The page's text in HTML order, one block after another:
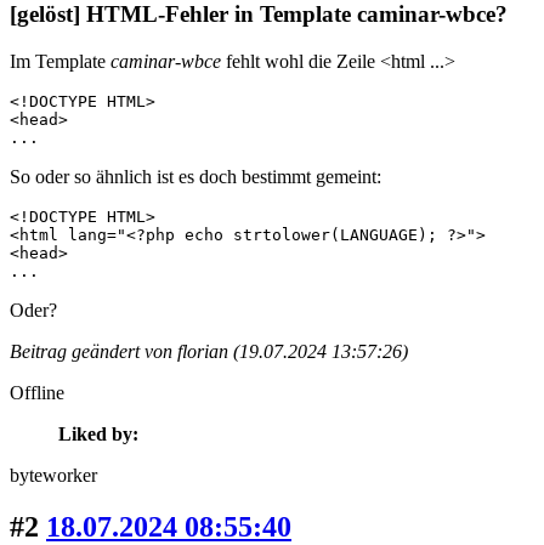
[gelöst] HTML-Fehler in Template caminar-wbce?
Im Template caminar-wbce fehlt wohl die Zeile <html ...>
<!DOCTYPE HTML>
<head>
...
So oder so ähnlich ist es doch bestimmt gemeint:
<!DOCTYPE HTML>
<html lang="<?php echo strtolower(LANGUAGE); ?>">
<head>
...
Oder?
Beitrag geändert von florian (19.07.2024 13:57:26)
Offline
Liked by:
byteworker
#2 18.07.2024 08:55:40